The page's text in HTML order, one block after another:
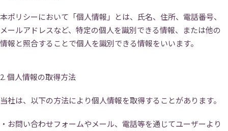
本ポリシーにおいて「個人情報」とは、氏名、住所、電話番号、
メールアドレスなど、特定の個人を識別できる情報、または他の
情報と照合することで個人を識別できる情報をいいます。
2. 個人情報の取得方法
当社は、以下の方法により個人情報を取得することがあります。
・お問い合わせフォームやメール、電話等を通じてユーザーより